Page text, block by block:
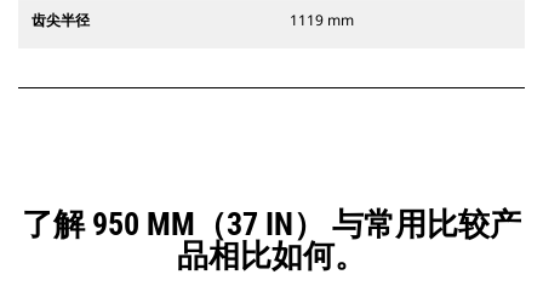
齿尖半径 1119 mm
了解 950 MM（37 IN） 与常用比较产
品相比如何。